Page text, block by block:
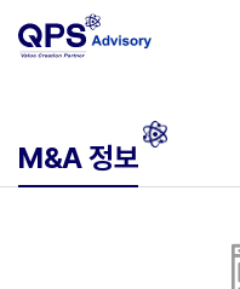
M&A 정보